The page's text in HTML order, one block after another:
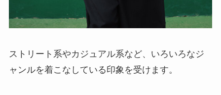
ストリート系やカジュアル系など、いろいろなジ
ャンルを着こなしている印象を受けます。